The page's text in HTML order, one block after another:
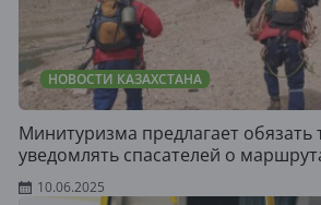
НОВОСТИ КАЗАХСТАНА
Минитуризма предлагает обязать
уведомлять спасателей о
10.06.2025